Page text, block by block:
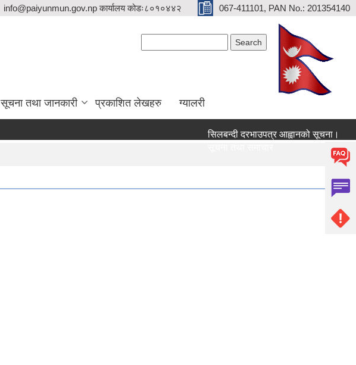
info@paiyunmun.gov.np कार्यालय कोडः८०१०४४२ 067-411101, PAN No.: 201354140
सूचना तथा जानकारी प्रकाशित लेखहरु ग्यालरी
सिलबन्दी दरभाउपत्र आह्वानको सूचना।
सेवा